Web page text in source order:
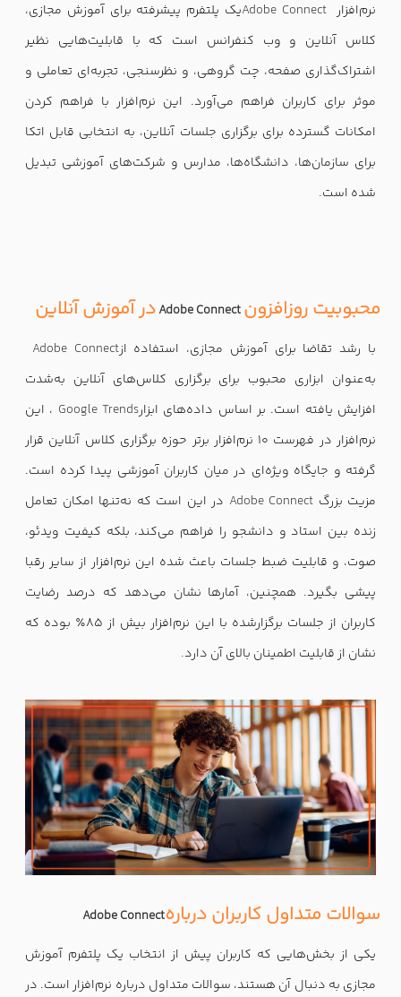
نرم‌افزار Adobe Connectیک پلتفرم پیشرفته برای آموزش مجازی،
کلاس آنلاین و وب کنفرانس است که با قابلیت‌هایی نظیر
اشتراک‌گذاری صفحه، چت گروهی، و نظرسنجی، تجربه‌ای تعاملی و
موثر برای کاربران فراهم می‌آورد. این نرم‌افزار با فراهم کردن
امکانات گسترده برای برگزاری جلسات آنلاین، به انتخابی قابل اتکا
برای سازمان‌ها، دانشگاه‌ها، مدارس و شرکت‌های آموزشی تبدیل
شده است.
محبوبیت روزافزونAdobe Connectدر آموزش آنلاین
با رشد تقاضا برای آموزش مجازی، استفاده ازAdobe Connect
به‌عنوان ابزاری محبوب برای برگزاری کلاس‌های آنلاین به‌شدت
افزایش یافته است. بر اساس داده‌های ابزارGoogle Trends ، این
نرم‌افزار در فهرست 10 نرم‌افزار برتر حوزه برگزاری کلاس آنلاین قرار
گرفته و جایگاه ویژه‌ای در میان کاربران آموزشی پیدا کرده است.
مزیت بزرگ Adobe Connect در این است که نه‌تنها امکان تعامل
زنده بین استاد و دانشجو را فراهم می‌کند، بلکه کیفیت ویدئو،
صوت، و قابلیت ضبط جلسات باعث شده این نرم‌افزار از سایر رقبا
پیشی بگیرد. همچنین، آمارها نشان می‌دهد که درصد رضایت
کاربران از جلسات برگزارشده با این نرم‌افزار بیش از ۸۵٪ بوده که
نشان از قابلیت اطمینان بالای آن دارد.
سوالات متداول کاربران دربارهAdobe Connect
یکی از بخش‌هایی که کاربران پیش از انتخاب یک پلتفرم آموزش
مجازی به دنبال آن هستند، سوالات متداول درباره نرم‌افزار است. در